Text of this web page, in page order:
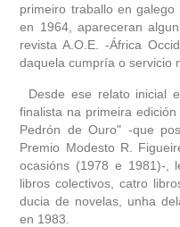
fototeca
videoteca
outros docs
primeiro traballo en
en 1964, apareceran
revista A.O.E. -África
daquela cumpría o servicio
Desde ese relato inicial
finalista na primeira
Pedrón de Ouro" -que
Premio Modesto R.
ocasións (1978 e 1981)-,
libros colectivos, catro
ducia de novelas, unha
en 1983.